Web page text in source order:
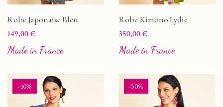
Robe Japonaise Bleu
Prix
149,00 €
Made in France
Robe Kimono Lydie
Prix
350,00 €
Made in France
-40% -50%